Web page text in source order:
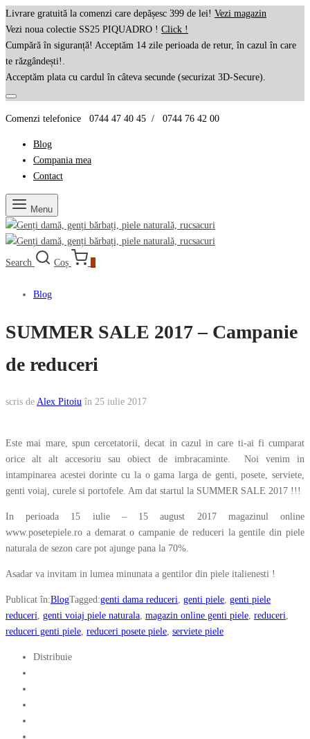
Livrare gratuită la comenzi care depășesc 399 de lei! Vezi magazin
Vezi noua colectie SS25 PIQUADRO ! Click !
Cumpără în siguranță! Acceptăm 14 zile perioada de retur, în cazul în care
te răzgândești!.
Acceptăm plata cu cardul în câteva secunde (securizat 3D-Secure).
Comenzi telefonice 0744 47 40 45 / 0744 76 42 00
Blog
Compania mea
Contact
Menu
Search Coș
Blog
SUMMER SALE 2017 – Campanie
de reduceri
scris de Alex Pitoiu în 25 iulie 2017
Este mai mare, spun cercetatorii, decat in cazul in care ti-ai fi cumparat
orice alt alt accesoriu sau obiect de imbracaminte. Noi venim in
intampinarea acestei dorinte cu la o gama larga de genti, posete, serviete,
genti voiaj, curele si portofele. Am dat startul la SUMMER SALE 2017 !!!
In perioada 15 iulie – 15 august 2017 magazinul online
www.posetepiele.ro a demarat o campanie de reduceri la gentile din piele
naturala de sezon care pot ajunge pana la 70%.
Asadar va invitam in lumea minunata a gentilor din piele italienesti !
Publicat în:BlogTagged:genti dama reduceri genti piele genti piele
reduceri genti voiaj piele naturala magazin online genti piele reduceri
reduceri genti piele reduceri posete piele serviete piele
Distribuie